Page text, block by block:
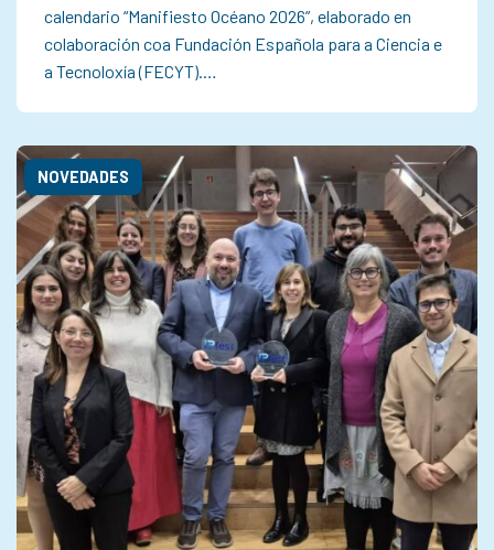
calendario “Manifiesto Océano 2026”, elaborado en
colaboración coa Fundación Española para a Ciencia e
a Tecnoloxía (FECYT).…
NOVEDADES